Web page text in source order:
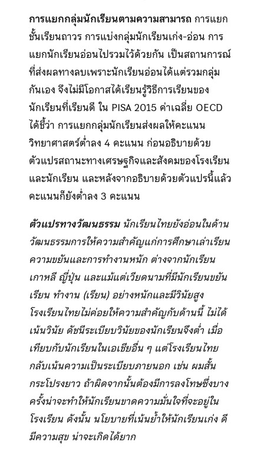
การแยกกลุ่มนักเรียนตามความสามารถการแยก
ชั้นเรียนถาวร การแบ่งกลุ่มนักเรียนเก่ง-อ่อน การ
แยกนักเรียนอ่อนไปรวมไว้ด้วยกัน เป็นสถานการณ์
ที่ส่งผลทางลบเพราะนักเรียนอ่อนได้แต่รวมกลุ่ม
กันเอง จึงไม่มีโอกาสได้เรียนรู้วิธีการเรียนของ
นักเรียนที่เรียนดี ใน PISA 2015 ค่าเฉลี่ย OECD
ได้ชี้ว่า การแยกกลุ่มนักเรียนส่งผลให้คะแนน
วิทยาศาสตร์ต่ำลง 4 คะแนน ก่อนอธิบายด้วย
ตัวแปรสถานะทางเศรษฐกิจและสังคมของโรงเรียน
และนักเรียน และหลังจากอธิบายด้วยตัวแปรนี้แล้ว
คะแนนก็ยังต่ำลง 3 คะแนน
ตัวแปรทางวัฒนธรรมนักเรียนไทยยังอ่อนในด้าน
วัฒนธรรมการให้ความสำคัญแก่การศึกษาเล่าเรียน
ความขยันและการทำงานหนัก ต่างจากนักเรียน
เกาหลี ญี่ปุ่น และแม้แต่เวียดนามที่มีนักเรียนขยัน
เรียน ทำงาน (เรียน) อย่างหนักและมีวินัยสูง
โรงเรียนไทยไม่ค่อยให้ความสำคัญกับด้านนี้ ไม่ได้
เน้นวินัย ดัชนีระเบียบวินัยของนักเรียนจึงต่ำ เมื่อ
เทียบกับนักเรียนในเอเชียอื่น ๆ แต่โรงเรียนไทย
กลับเน้นความเป็นระเบียบภายนอก เช่น ผมสั้น
กระโปรงยาว ถ้าผิดจากนั้นต้องมีการลงโทษซึ่งบาง
ครั้งน่าจะทำให้นักเรียนขาดความมั่นใจที่จะอยู่ใน
โรงเรียน ดังนั้น นโยบายที่เน้นย้ำให้นักเรียนเก่ง ดี
มีความสุข น่าจะเกิดได้ยาก